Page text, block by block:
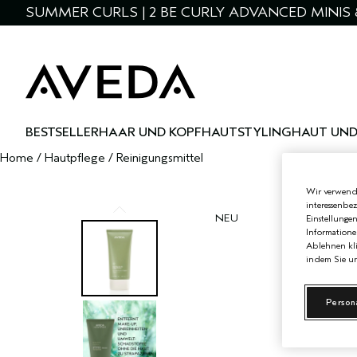
SUMMER CURLS | 2 BE CURLY ADVANCED
BESTSELLERHAAR UND KOPFHAUTSTYLINGHAUT
Home / Hautpflege / Reinigungsmittel
NEU
Wir
Ablehnen
indem Sie